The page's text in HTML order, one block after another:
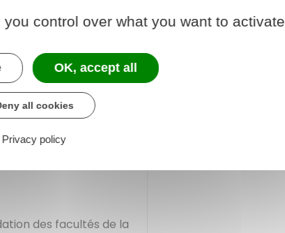
?
de la
de résidence de la
des facultés de la
control over what you want to activate
OK, accept all
all cookies
Privacy policy